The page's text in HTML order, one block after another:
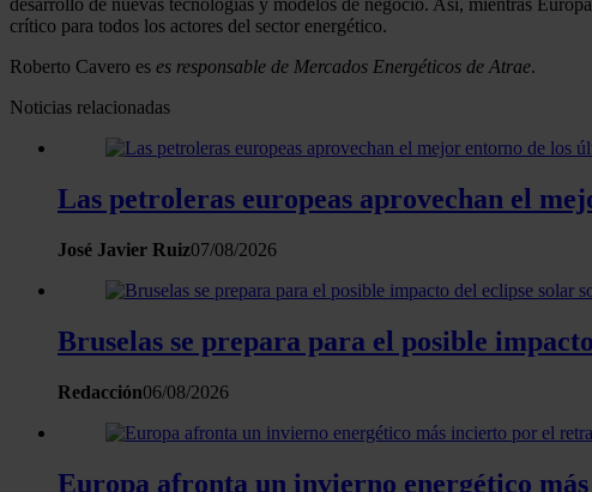
desarrollo de nuevas tecnologías y modelos de negocio. Así, mientras
crítico para todos los actores del sector energético.
Roberto Cavero es es responsable de Mercados Energéticos de Atrae.
Noticias relacionadas
Las petroleras europeas aprovechan el
José Javier Ruiz07/08/2026
Bruselas se prepara para el posible
Redacción06/08/2026
Europa afronta un invierno energético